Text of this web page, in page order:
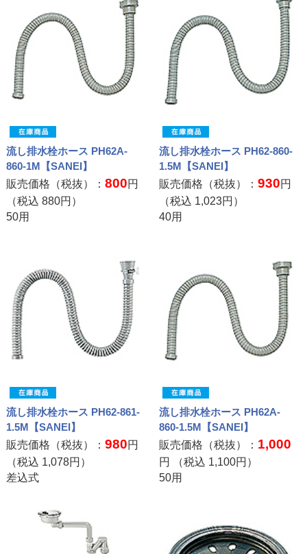
流し排水栓ホース PH62A-
860-1M【SANEI】
販売価格（税抜）： 800円
（税込 880円）
50用
流し排水栓ホース PH62-860-
1.5M【SANEI】
販売価格（税抜）：930円
（税込 1,023円）
40用
流し排水栓ホース PH62-861-
1.5M【SANEI】
販売価格（税抜）： 980円
（税込 1,078円）
差込式
流し排水栓ホース PH62A-
860-1.5M【SANEI】
販売価格（税抜）： 1,000
円 （税込 1,100円）
50用